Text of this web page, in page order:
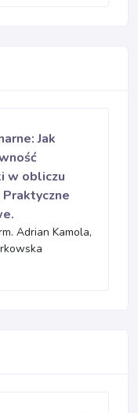
Jak
w obliczu
Adrian Kamola,